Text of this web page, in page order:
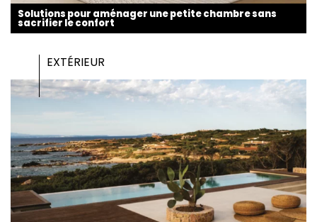
Solutions pour aménager une petite chambre sans
sacrifier le confort
EXTÉRIEUR